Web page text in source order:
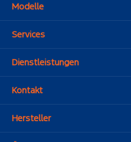
Modelle
Services
Dienstleistungen
Kontakt
Hersteller